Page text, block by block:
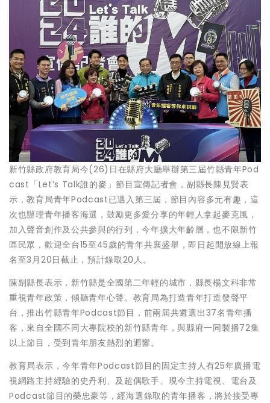
新竹縣政府教育局今(26)日在縣府大廳舉辦第三屆竹縣青年Pod
cast「Let’s Talk誰的麥」節目宣傳記者會，副縣長陳見賢表
示，教育局青年Podcast已邁入第三屆，節目內容多元有趣，這
次也辦理青年播客海選，鼓勵更多愛分享的年輕人拿起麥克風，
加入聲音創作及公共參與的行列，今年擴大年齡層，也不限新竹
區民眾，歡迎全台15至45歲的青年共襄盛舉，即日起開放線上報
名至3月20日截止，預計錄取20人。
陳副縣長表示，新竹縣是全國第二年輕的城市，縣長楊文科非常
重視青年政策，傾聽青年心聲。教育局為打造青年打造發聲平
台，推出竹縣青年Podcast節目，前兩屆共遴選出37名青年播
客，來自全國不同大專院校的新竹縣青年，與縣府一同製播72集
以上節目，受到青年朋友熱烈的迴響。
教育局表示，今年青年Podcast節目的固定主持人有25年廣播電
視網路主持經驗的史丹利、及超偶歌手、現今主持電視、電台及
Podcast節目的榮忠豪等，經海選錄取的青年播客，將於接受專